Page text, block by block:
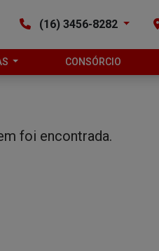
(16) 3456-8282
CONSÓRCIO
foi encontrada.